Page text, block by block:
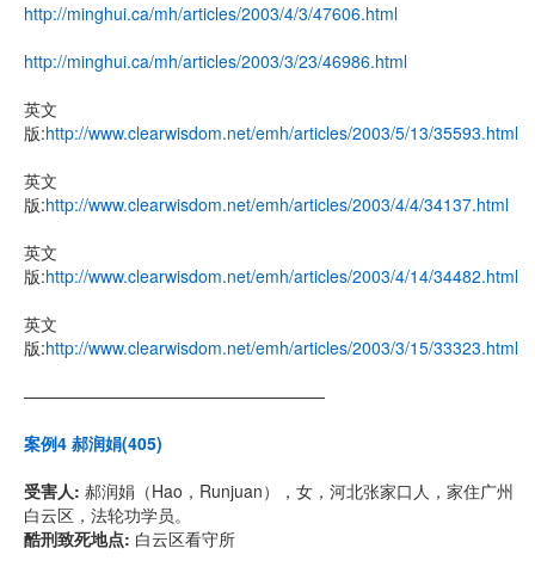
http://minghui.ca/mh/articles/2003/4/3/47606.html
http://minghui.ca/mh/articles/2003/3/23/46986.html
英文
版:http://www.clearwisdom.net/emh/articles/2003/5/13/35593.html
英文
版:http://www.clearwisdom.net/emh/articles/2003/4/4/34137.html
英文
版:http://www.clearwisdom.net/emh/articles/2003/4/14/34482.html
英文
版:http://www.clearwisdom.net/emh/articles/2003/3/15/33323.html
——————————————————
案例4 郝润娟(405)
受害人: 郝润娟（Hao，Runjuan），女，河北张家口人，家住广州
白云区，法轮功学员。
酷刑致死地点: 白云区看守所